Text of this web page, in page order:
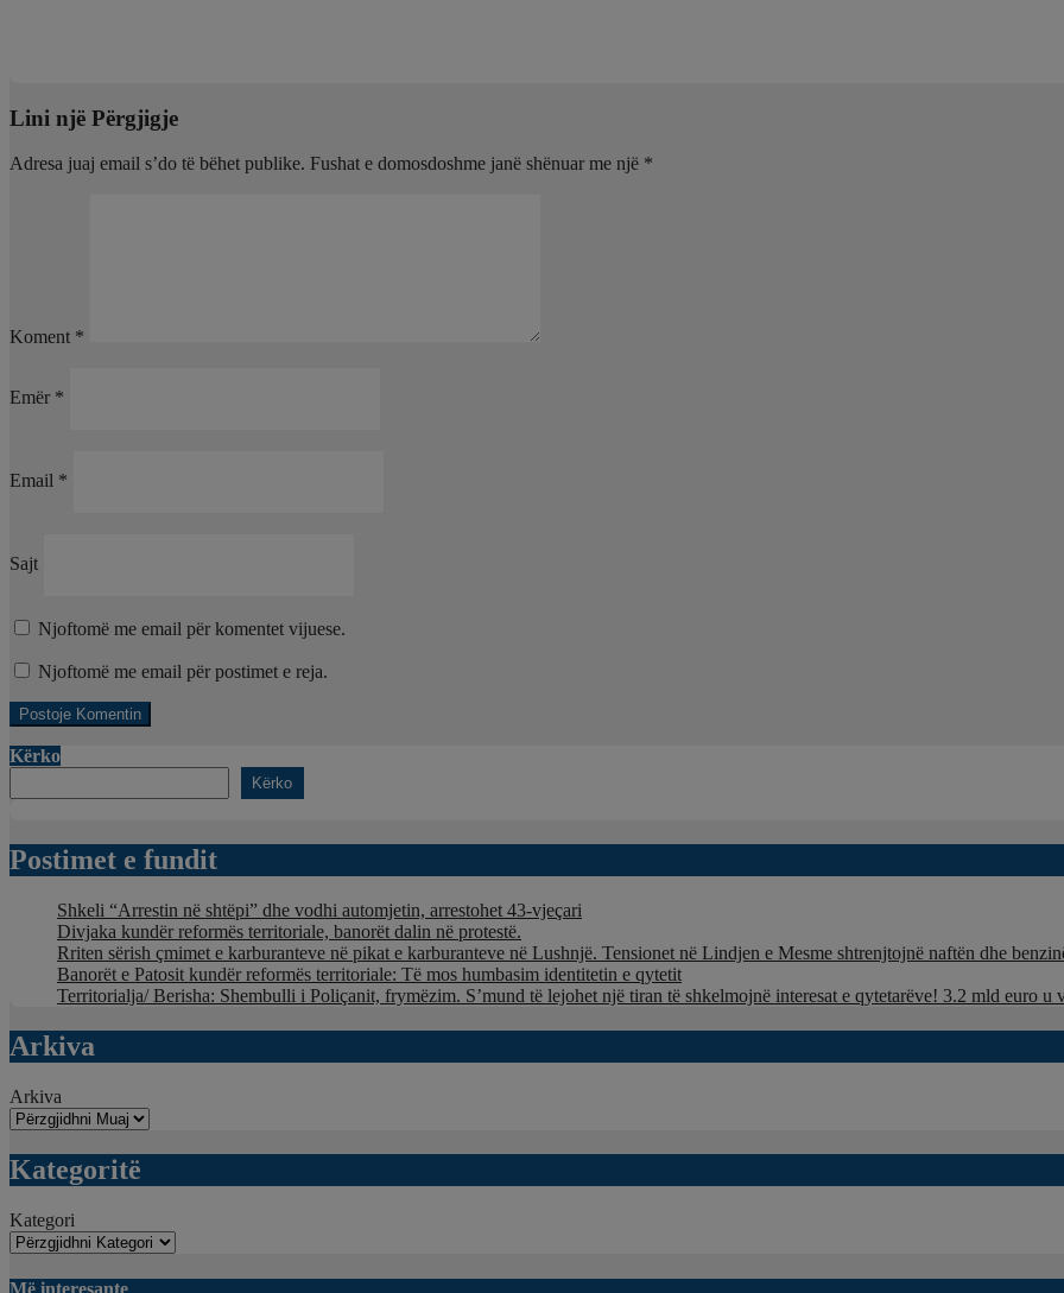
Lini një Përgjigje
Adresa juaj email s’do të bëhet publike. Fushat e domosdoshme janë shënuar me një *
Koment *
Emër *
Email *
Sajt
Njoftomë me email për komentet vijuese.
Njoftomë me email për postimet e reja.
Kërko
Kërko
Postimet e fundit
Shkeli “Arrestin në shtëpi” dhe vodhi automjetin, arrestohet 43-vjeçari
Divjaka kundër reformës territoriale, banorët dalin në protestë.
Rriten sërish çmimet e karburanteve në pikat e karburanteve në Lushnjë. Tensionet në Lindjen e Mesme shtrenjtojnë naftën dhe
Banorët e Patosit kundër reformës territoriale: Të mos humbasim identitetin e qytetit
Territorialja/ Berisha: Shembulli i Poliçanit, frymëzim. S’mund të lejohet një tiran të shkelmojnë interesat e qytetarëve! 3.2 mld euro u
Arkiva
Arkiva
Kategoritë
Kategori
Më interesante